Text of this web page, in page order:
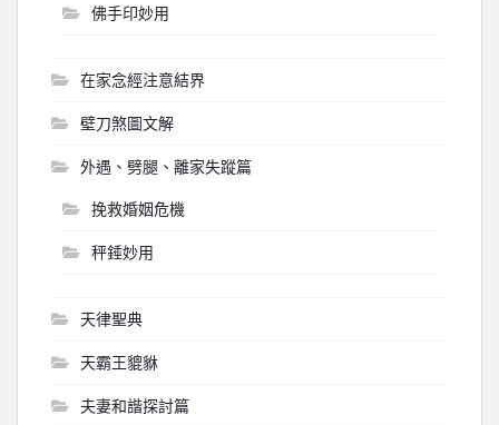
佛手印妙用
在家念經注意結界
壁刀煞圖文解
外遇、劈腿、離家失蹤篇
挽救婚姻危機
秤錘妙用
天律聖典
天霸王貔貅
夫妻和諧探討篇